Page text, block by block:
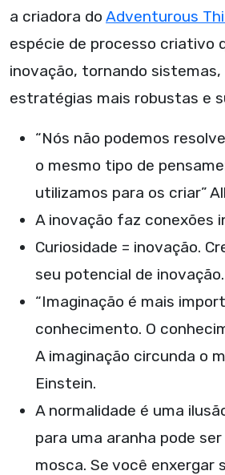
a criadora do Adventurous
espécie de processo criativo
inovação, tornando
estratégias mais robustas e
“Nós não podemos
o mesmo tipo de
utilizamos para os criar”
A inovação faz conexões
Curiosidade = inovação.
seu potencial de inovação.
“Imaginação é mais
conhecimento. O
A imaginação circunda o
Einstein.
A normalidade é uma
para uma aranha pode
mosca. Se você enxergar